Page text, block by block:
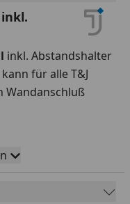
inkl. Abstandshalter
für alle T&J
Wandanschluß